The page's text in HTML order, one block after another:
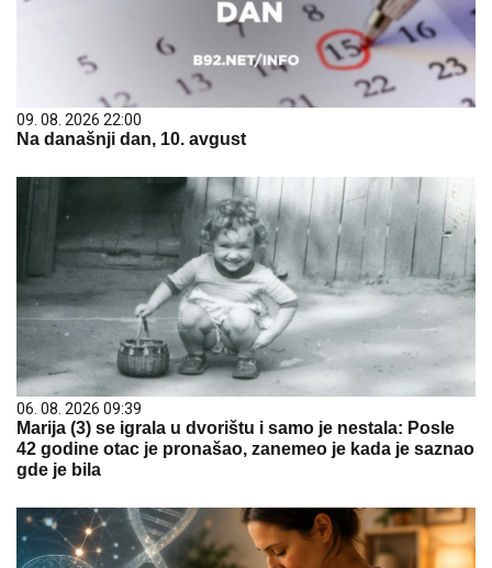
09. 08. 2026 22:00
Na današnji dan, 10. avgust
06. 08. 2026 09:39
Marija (3) se igrala u dvorištu i samo je nestala: Posle
42 godine otac je pronašao, zanemeo je kada je saznao
gde je bila